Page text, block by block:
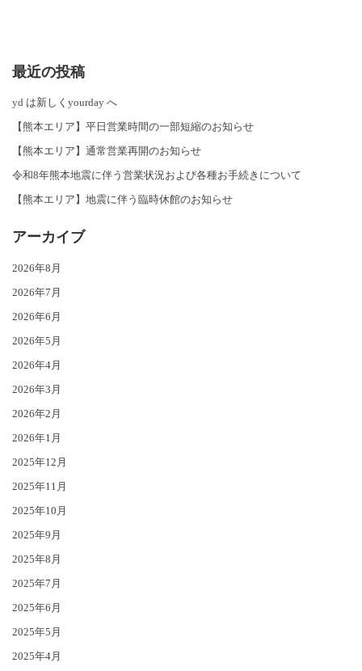
最近の投稿
yd は新しくyourday へ
【熊本エリア】平日営業時間の一部短縮のお知らせ
【熊本エリア】通常営業再開のお知らせ
令和8年熊本地震に伴う営業状況および各種お手続きについて
【熊本エリア】地震に伴う臨時休館のお知らせ
アーカイブ
2026年8月
2026年7月
2026年6月
2026年5月
2026年4月
2026年3月
2026年2月
2026年1月
2025年12月
2025年11月
2025年10月
2025年9月
2025年8月
2025年7月
2025年6月
2025年5月
2025年4月